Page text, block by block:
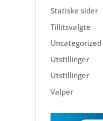
Statiske sider
Tillitsvalgte
Uncategorized
Utstillinger
Utstillinger
Valper